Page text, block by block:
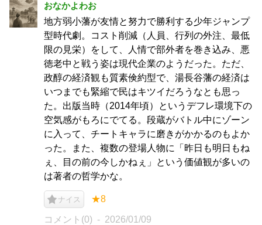
おなかよわお
地方弱小藩が友情と努力で勝利する少年ジャンプ
型時代劇。コスト削減（人員、行列の外注、最低
限の見栄）をして、人情で部外者を巻き込み、悪
徳老中と戦う姿は現代企業のようだった。ただ、
政醇の経済観も質素倹約型で、湯長谷藩の経済は
いつまでも緊縮で民はキツイだろうなとも思っ
た。出版当時（2014年頃）というデフレ環境下の
空気感がもろにでてる。段蔵がバトル中にゾーン
に入って、チートキャラに磨きがかかるのもよか
った。また、複数の登場人物に「昨日も明日もね
ぇ、目の前の今しかねぇ」という価値観が多いの
は著者の哲学かな。
ナイス ★8
コメント(0) 2026/01/09